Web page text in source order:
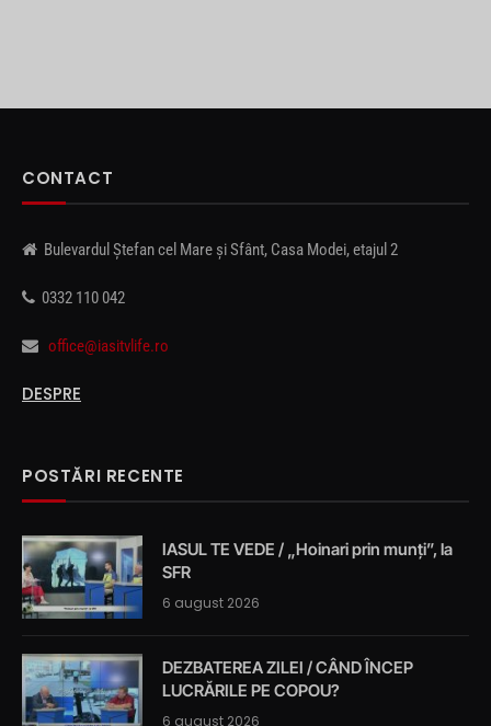
CONTACT
Bulevardul Ștefan cel Mare și Sfânt, Casa Modei, etajul 2
0332 110 042
office@iasitvlife.ro
DESPRE
POSTĂRI RECENTE
IASUL TE VEDE / „Hoinari prin munți”, la
SFR
6 august 2026
DEZBATEREA ZILEI / CÂND ÎNCEP
LUCRĂRILE PE COPOU?
6 august 2026